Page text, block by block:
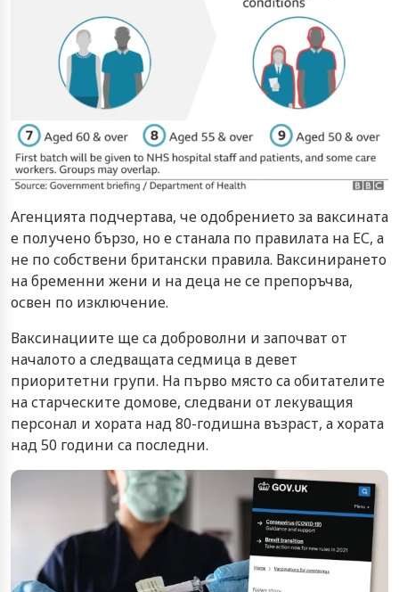
Агенцията подчертава, че одобрението за ваксината
е получено бързо, но е станала по правилата на ЕС, а
не по собствени британски правила. Ваксинирането
на бременни жени и на деца не се препоръчва,
освен по изключение.
Ваксинациите ще са доброволни и започват от
началото а следващата седмица в девет
приоритетни групи. На първо място са обитателите
на старческите домове, следвани от лекуващия
персонал и хората над 80-годишна възраст, а хората
над 50 години са последни.